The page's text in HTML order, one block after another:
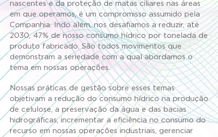
nascentes e da proteção de matas ciliares nas áreas
em que operamos, é um compromisso assumido pela
Companhia. Indo além, nos desafiamos a reduzir, até
2030, 47% de nosso consumo hídrico por tonelada de
produto fabricado. São todos movimentos que
demonstram a seriedade com a qual abordamos o
tema em nossas operações.
Nossas práticas de gestão sobre esses temas
objetivam a redução do consumo hídrico na produção
de celulose, a preservação da água e das bacias
hidrográficas, incrementar a eficiência no consumo do
recurso em nossas operações industriais, gerenciar